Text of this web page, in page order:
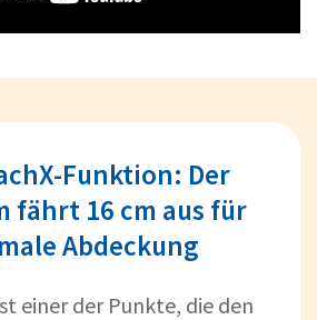
Funktion: Der
fährt 16 cm aus für
Abdeckung
einer der Punkte, die den